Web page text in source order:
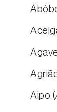
Aipo (